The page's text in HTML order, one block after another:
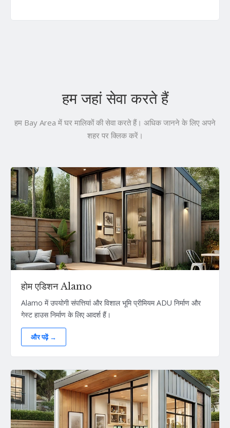
हम जहां सेवा करते हैं
हम Bay Area में घर मालिकों की सेवा करते हैं। अधिक जानने के लिए अपने
शहर पर क्लिक करें।
होम एडिशन Alamo
Alamo में उपयोगी संपत्तियां और विशाल भूमि प्रीमियम ADU निर्माण और
गेस्ट हाउस निर्माण के लिए आदर्श हैं।
और पढ़ें →